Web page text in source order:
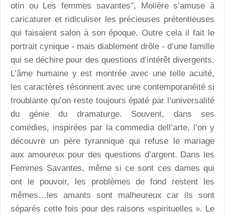
otin ou Les femmes savantes", Molière s’amuse à
caricaturer et ridiculiser les précieuses prétentieuses
qui faisaient salon à son époque. Outre cela il fait le
portrait cynique - mais diablement drôle - d’une famille
qui se déchire pour des questions d’intérêt divergents.
L’âme humaine y est montrée avec une telle acuité,
les caractères résonnent avec une contemporanéité si
troublante qu’on reste toujours épaté par l’universalité
du génie du dramaturge. Souvent, dans ses
comédies, inspirées par la commedia dell’arte, l’on y
découvre un père tyrannique qui refuse le mariage
aux amoureux pour des questions d’argent. Dans les
Femmes Savantes, même si ce sont ces dames qui
ont le pouvoir, les problèmes de fond restent les
mêmes…les amants sont malheureux car ils sont
séparés cette fois pour des raisons «spirituelles ». Le